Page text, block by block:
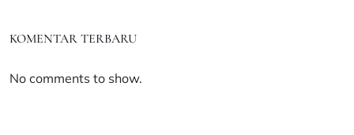
KOMENTAR TERBARU
No comments to show.